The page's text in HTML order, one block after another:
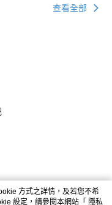
查看全部
方式之詳情，及若您不希
設定，請參閱本網站「 隱私